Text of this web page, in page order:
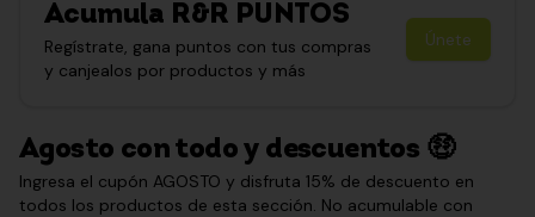
Acumula R&R PUNTOS
Regístrate, gana puntos con tus compras
y canjealos por productos y más
Únete
Agosto con todo y descuentos 🤑
Ingresa el cupón AGOSTO y disfruta 15% de descuento en
todos los productos de esta sección. No acumulable con